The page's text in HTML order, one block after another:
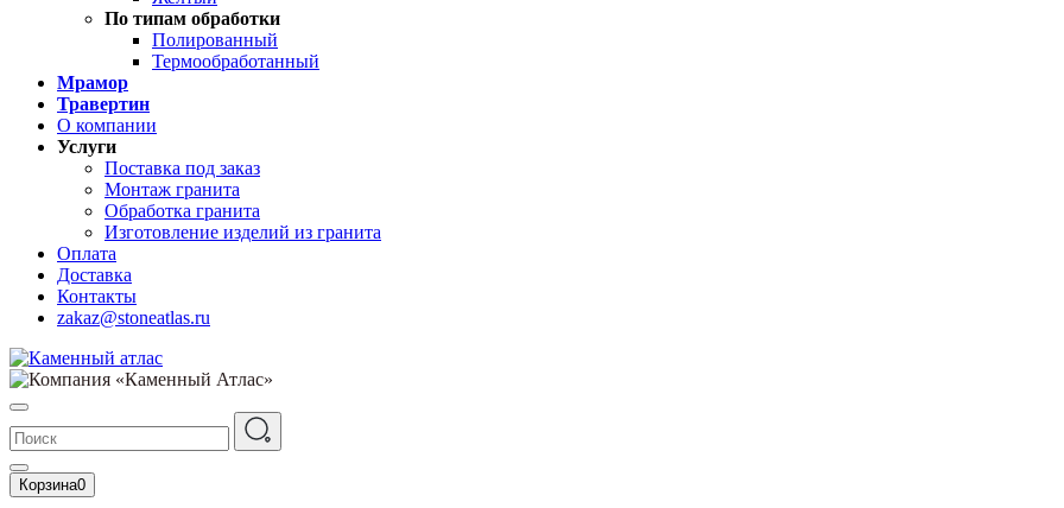
По типам обработки
Полированный
Термообработанный
Мрамор
Травертин
О компании
Услуги
Поставка под заказ
Монтаж гранита
Обработка гранита
Изготовление изделий из гранита
Оплата
Доставка
Контакты
zakaz@stoneatlas.ru
Корзина0